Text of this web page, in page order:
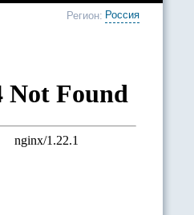
Регион: Россия